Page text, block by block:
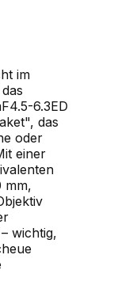
im
6.3ED
das
oder
einer
mm,
wichtig,